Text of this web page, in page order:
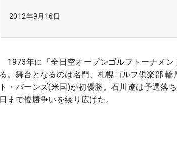
2012年9月16日
1973年に「全日空オープンゴルフトーナメン
る。舞台となるのは名門、札幌ゴルフ倶楽部
ト・バーンズ(米国)が初優勝。石川遼は予選落
日まで優勝争いを繰り広げた。